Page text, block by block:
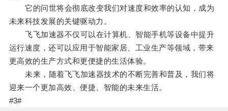
它的问世将会彻底改变我们对速度和效率的认知，成为
未来科技发展的关键驱动力。
飞飞加速器不仅可以在计算机、智能手机等设备中提升
运行速度，还可以应用于智能家居、工业生产等领域，带来
更高效的生产方式和更便捷的生活体验。
未来，随着飞飞加速器技术的不断完善和普及，我们将
迎来一个更加高效、便捷、智能的未来生活。
#3#